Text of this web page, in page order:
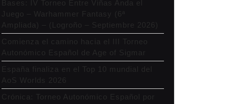
Bases: IV Torneo Entre Viñas Anda el
Juego – Warhammer Fantasy (6ª
Ampliada) – (Logroño – Septiembre 2026)
Comienza el camino hacia el III Torneo
Autonómico Español de Age of Sigmar
España finaliza en el Top 10 mundial del
AoS Worlds 2026
Crónica: Torneo Autonómico Español por